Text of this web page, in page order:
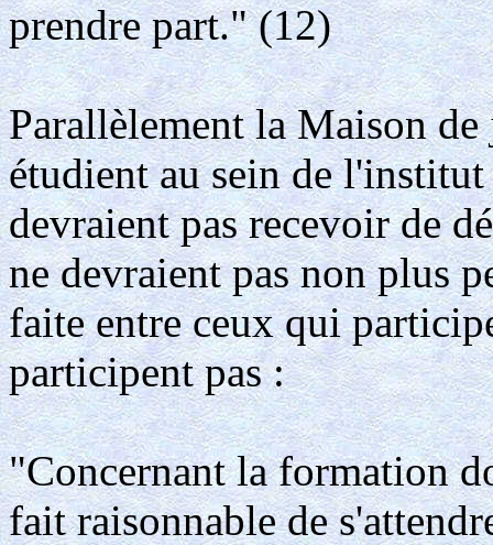
prendre part." (12)
Parallèlement la Maison
étudient au sein de
devraient pas recevoir de
ne devraient pas non plus
faite entre ceux qui
participent pas :
"Concernant la formation
fait raisonnable de